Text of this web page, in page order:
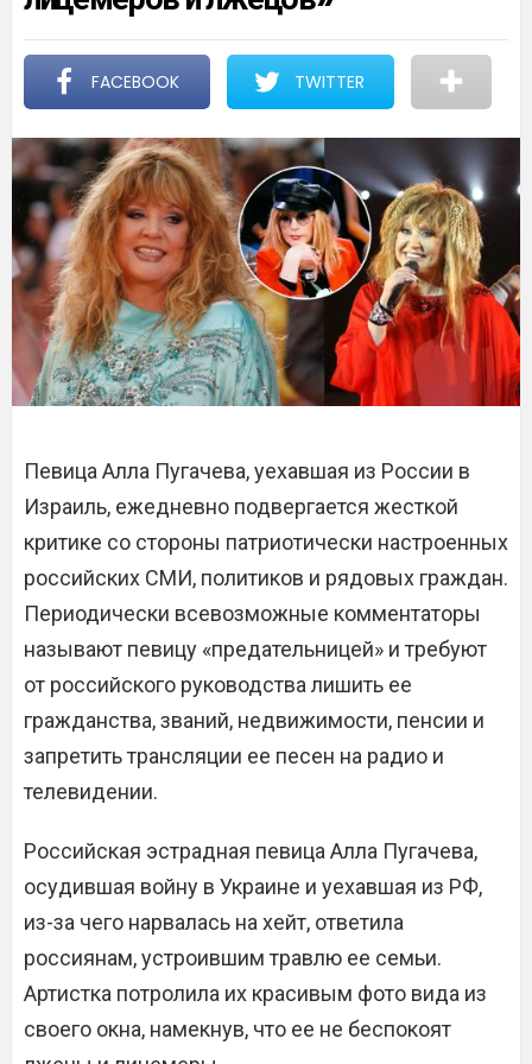
FACEBOOK TWITTER
Певица Алла Пугачева, уехавшая из России в
Израиль, ежедневно подвергается жесткой
критике со стороны патриотически настроенных
российских СМИ, политиков и рядовых граждан.
Периодически всевозможные комментаторы
называют певицу «предательницей» и требуют
от российского руководства лишить ее
гражданства, званий, недвижимости, пенсии и
запретить трансляции ее песен на радио и
телевидении.
Российская эстрадная певица Алла Пугачева,
осудившая войну в Украине и уехавшая из РФ,
из-за чего нарвалась на хейт, ответила
россиянам, устроившим травлю ее семьи.
Артистка потролила их красивым фото вида из
своего окна, намекнув, что ее не беспокоят